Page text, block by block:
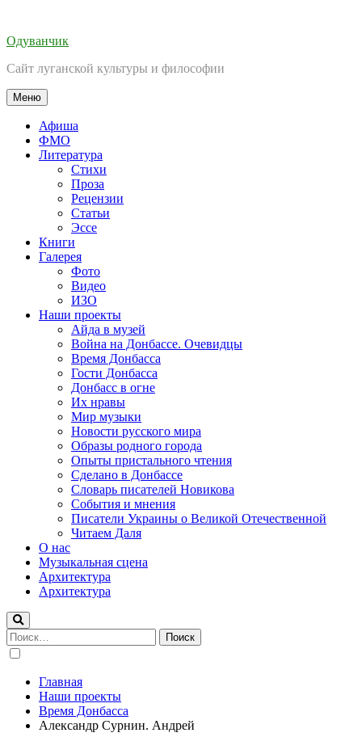
содержимому
Одуванчик
Сайт луганской культуры и философии
Меню
Афиша
ФМО
Литература
Стихи
Проза
Рецензии
Статьи
Эссе
Книги
Галерея
Фото
Видео
ИЗО
Наши проекты
Айда в музей
Война на Донбассе. Очевидцы
Время Донбасса
Гости Донбасса
Донбасс в огне
Их нравы
Мир музыки
Новости русского мира
Образы родного города
Опыты пристального чтения
Сделано в Донбассе
Словарь писателей Новикова
События и мнения
Писатели Украины о Великой Отечественной
Читаем Даля
О нас
Музыкальная сцена
Архитектура
Архитектура
Найти:
Главная
Наши проекты
Время Донбасса
Александр Сурнин. Андрей